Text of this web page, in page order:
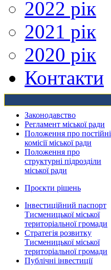
2022 рік
2021 рік
2020 рік
Контакти
Законодавство
Регламент міської ради
Положення про постійні
комісії міської ради
Положення про
структурні підрозділи
міської ради
Проєкти рішень
Інвестиційний паспорт
Тисменицької міської
територіальної громади
Стратегія розвитку
Тисменицької міської
територіальної громади
Публічні інвестиції